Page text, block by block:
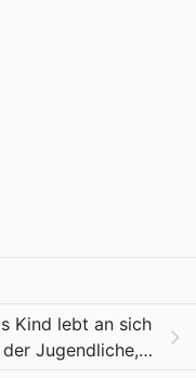
Kind lebt an sich
Jugendliche,